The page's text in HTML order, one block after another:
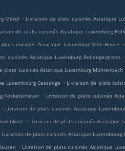
Märel . Livraison de plats cuisinés Asiatique
de plats cuisinés Asiatique Luxemburg
cuisinés Asiatique Luxemburg Ville-Haute .
cuisinés Asiatique Luxemburg Rollengergronn .
plats cuisinés Asiatique Luxemburg Mühlenbach
Luxembourg Cessange . Livraison de plats
Kockelscheuer . Livraison de plats cuisinés
. Livraison de plats cuisinés Asiatique
. Livraison de plats cuisinés Asiatique
Livraison de plats cuisinés Asiatique
. Livraison de plats cuisinés Asiatique